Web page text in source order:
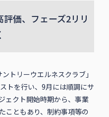
価、フェーズ2リリ
トリーウエルネスクラブ」
トを行い、9月には順調にサ
ェクト開始時期から、事業
こともあり、制約事項等の